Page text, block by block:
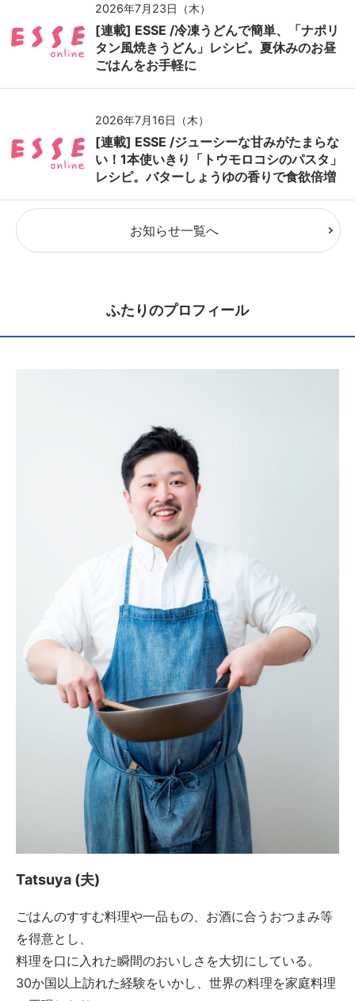
2026年7月23日（木）
[連載] ESSE /冷凍うどんで簡単、「ナポリ
タン風焼きうどん」レシピ。夏休みのお昼
ごはんをお手軽に
2026年7月16日（木）
[連載] ESSE /ジューシーな甘みがたまらな
い！1本使いきり「トウモロコシのパスタ」
レシピ。バターしょうゆの香りで食欲倍増
お知らせ一覧へ
ふたりのプロフィール
Tatsuya (夫)
ごはんのすすむ料理や一品もの、お酒に合うおつまみ等
を得意とし、
料理を口に入れた瞬間のおいしさを大切にしている。
30か国以上訪れた経験をいかし、世界の料理を家庭料理